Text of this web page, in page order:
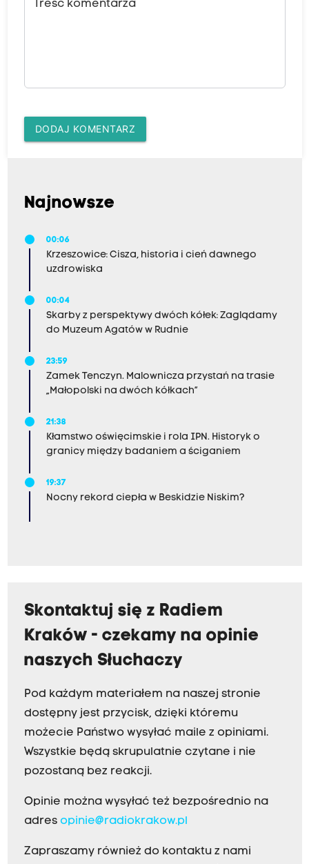
Treść komentarza
DODAJ KOMENTARZ
Najnowsze
00:06
Krzeszowice: Cisza, historia i cień dawnego
uzdrowiska
00:04
Skarby z perspektywy dwóch kółek: Zaglądamy
do Muzeum Agatów w Rudnie
23:59
Zamek Tenczyn. Malownicza przystań na trasie
„Małopolski na dwóch kółkach”
21:38
Kłamstwo oświęcimskie i rola IPN. Historyk o
granicy między badaniem a ściganiem
19:37
Nocny rekord ciepła w Beskidzie Niskim?
Skontaktuj się z Radiem
Kraków - czekamy na opinie
naszych Słuchaczy
Pod każdym materiałem na naszej stronie
dostępny jest przycisk, dzięki któremu
możecie Państwo wysyłać maile z opiniami.
Wszystkie będą skrupulatnie czytane i nie
pozostaną bez reakcji.
Opinie można wysyłać też bezpośrednio na
adres opinie@radiokrakow.pl
Zapraszamy również do kontaktu z nami